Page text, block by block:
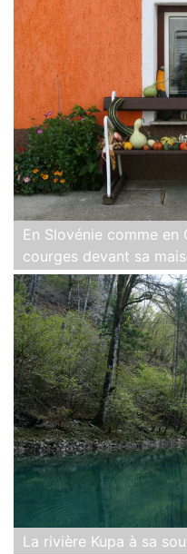
En Slovénie comme
courges devant sa
La rivière Kupa à sa